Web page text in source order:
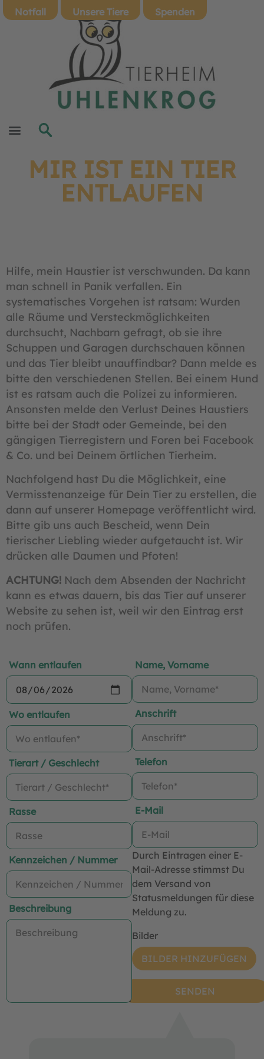
Notfall Unsere Tiere Spenden
MIR IST EIN TIER
ENTLAUFEN
Hilfe, mein Haustier ist verschwunden. Da kann
man schnell in Panik verfallen. Ein
systematisches Vorgehen ist ratsam: Wurden
alle Räume und Versteckmöglichkeiten
durchsucht, Nachbarn gefragt, ob sie ihre
Schuppen und Garagen durchschauen können
und das Tier bleibt unauffindbar? Dann melde es
bitte den verschiedenen Stellen. Bei einem Hund
ist es ratsam auch die Polizei zu informieren.
Ansonsten melde den Verlust Deines Haustiers
bitte bei der Stadt oder Gemeinde, bei den
gängigen Tierregistern und Foren bei Facebook
& Co. und bei Deinem örtlichen Tierheim.
Nachfolgend hast Du die Möglichkeit, eine
Vermisstenanzeige für Dein Tier zu erstellen, die
dann auf unserer Homepage veröffentlicht wird.
Bitte gib uns auch Bescheid, wenn Dein
tierischer Liebling wieder aufgetaucht ist. Wir
drücken alle Daumen und Pfoten!
ACHTUNG! Nach dem Absenden der Nachricht
kann es etwas dauern, bis das Tier auf unserer
Website zu sehen ist, weil wir den Eintrag erst
noch prüfen.
Wann entlaufen
Wo entlaufen
Tierart / Geschlecht
Rasse
Kennzeichen / Nummer
Beschreibung
Name, Vorname
Anschrift
Telefon
E-Mail
Durch Eintragen einer E-
Mail-Adresse stimmst Du
dem Versand von
Statusmeldungen für diese
Meldung zu.
Bilder
BILDER HINZUFÜGEN
SENDEN